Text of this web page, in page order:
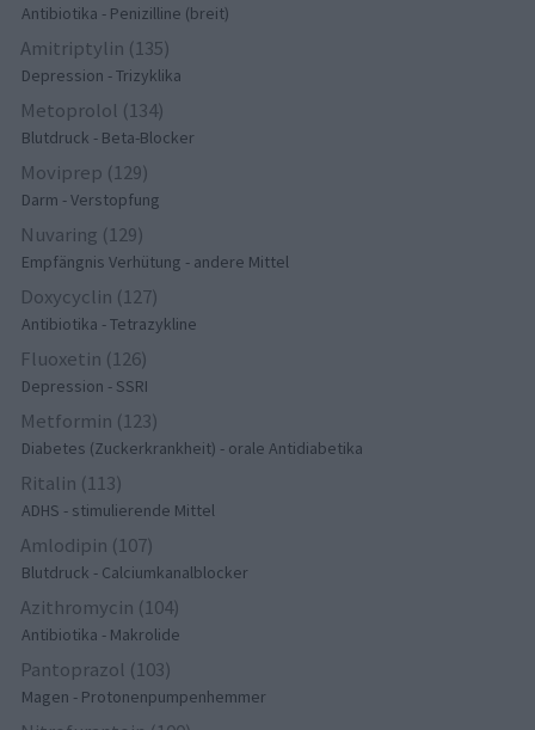
Antibiotika - Penizilline (breit)
Amitriptylin (135)
Depression - Trizyklika
Metoprolol (134)
Blutdruck - Beta-Blocker
Moviprep (129)
Darm - Verstopfung
Nuvaring (129)
Empfängnis Verhütung - andere Mittel
Doxycyclin (127)
Antibiotika - Tetrazykline
Fluoxetin (126)
Depression - SSRI
Metformin (123)
Diabetes (Zuckerkrankheit) - orale Antidiabetika
Ritalin (113)
ADHS - stimulierende Mittel
Amlodipin (107)
Blutdruck - Calciumkanalblocker
Azithromycin (104)
Antibiotika - Makrolide
Pantoprazol (103)
Magen - Protonenpumpenhemmer